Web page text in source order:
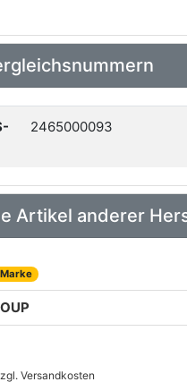
2465000093
Artikel anderer
Versandkosten